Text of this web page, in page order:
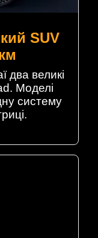
SUV
два великі
Моделі
систему